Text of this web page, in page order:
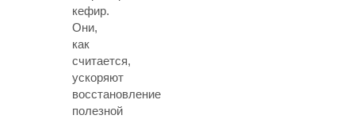
кефир.
Они,
как
считается,
ускоряют
восстановление
полезной